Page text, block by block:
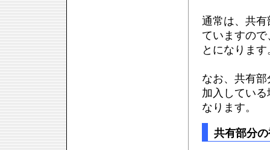
通常は、共
ていますの
とになります
なお、共有
加入してい
なります。
共有部分